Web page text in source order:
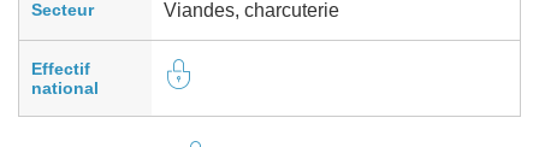
Secteur Viandes, charcuterie
Effectif
national